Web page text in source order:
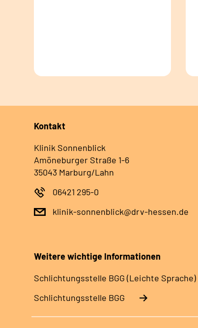
Kontakt
Klinik Sonnenblick
Amöneburger Straße 1-6
35043 Marburg/Lahn
06421 295-0
klinik-sonnenblick@drv-hessen.de
Weitere wichtige Informationen
Schlich­tungs­stel­le BGG (Leichte Sprache)
Schlich­tungs­stel­le BGG